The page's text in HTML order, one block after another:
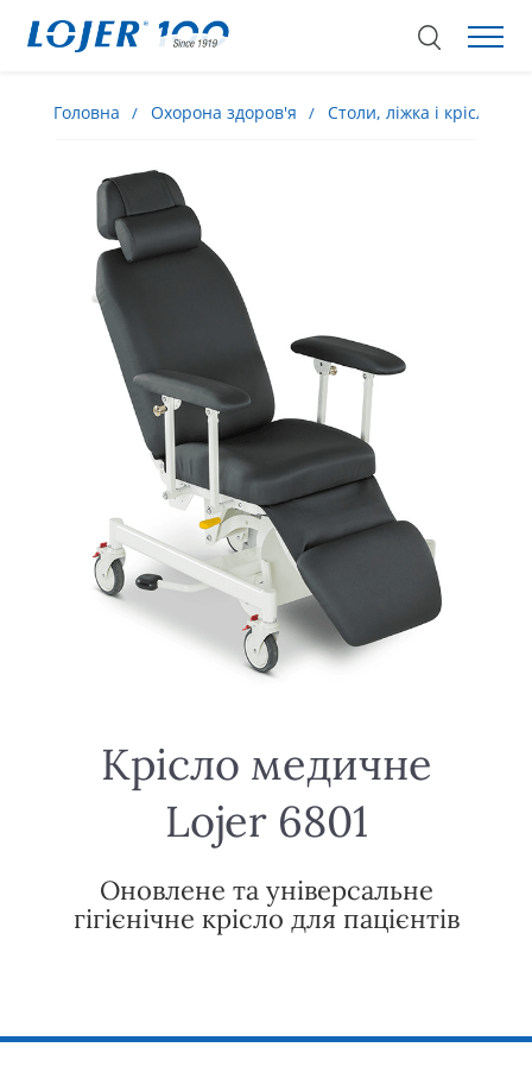
Головна Охорона здоров'я Столи, ліжка і крісла
Крісло медичне
Lojer 6801
Оновлене та універсальне
гігієнічне крісло для пацієнтів